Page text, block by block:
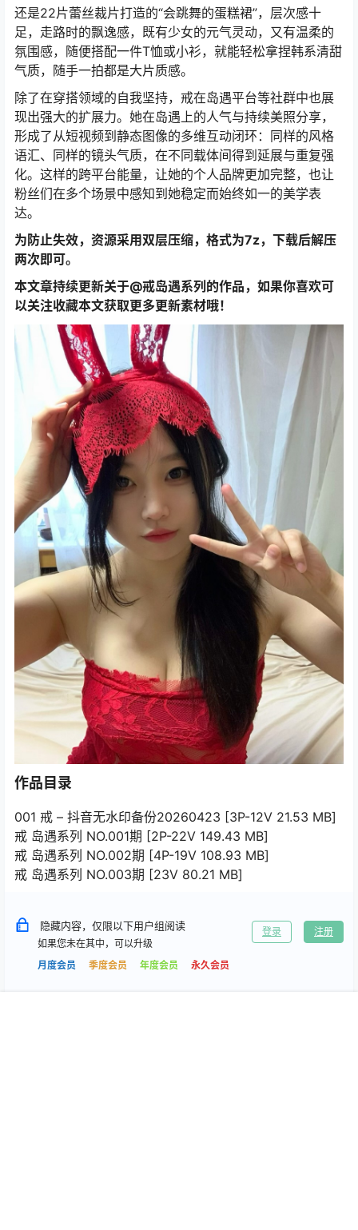
还是22片蕾丝裁片打造的“会跳舞的蛋糕裙”，层次感十
足，走路时的飘逸感，既有少女的元气灵动，又有温柔的
氛围感，随便搭配一件T恤或小衫，就能轻松拿捏韩系清甜
气质，随手一拍都是大片质感。
除了在穿搭领域的自我坚持，戒在岛遇平台等社群中也展
现出强大的扩展力。她在岛遇上的人气与持续美照分享，
形成了从短视频到静态图像的多维互动闭环：同样的风格
语汇、同样的镜头气质，在不同载体间得到延展与重复强
化。这样的跨平台能量，让她的个人品牌更加完整，也让
粉丝们在多个场景中感知到她稳定而始终如一的美学表
达。
为防止失效，资源采用双层压缩，格式为7z，下载后解压
两次即可。
本文章持续更新关于@戒岛遇系列的作品，如果你喜欢可
以关注收藏本文获取更多更新素材哦！
作品目录
001 戒 – 抖音无水印备份20260423 [3P-12V 21.53 MB]
戒 岛遇系列 NO.001期 [2P-22V 149.43 MB]
戒 岛遇系列 NO.002期 [4P-19V 108.93 MB]
戒 岛遇系列 NO.003期 [23V 80.21 MB]
隐藏内容，仅限以下用户组阅读
如果您未在其中，可以升级
月度会员
季度会员 年度会员 永久会员
登录 注册